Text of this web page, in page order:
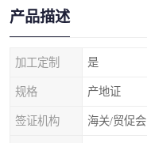
产品描述
加工定制 是
规格 产地证
签证机构 海关/贸促会